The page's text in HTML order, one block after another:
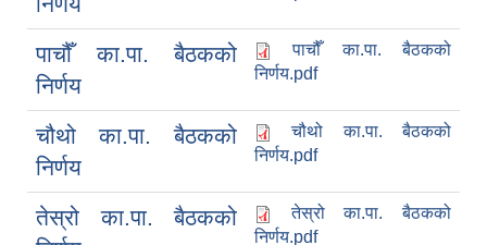
पाचौँ का.पा. बैठकको
निर्णय
पाचौँ का.पा. बैठकको
निर्णय.pdf
चौथो का.पा. बैठकको
निर्णय
चौथो का.पा. बैठकको
निर्णय.pdf
तेस्रो का.पा. बैठकको
तेस्रो का.पा. बैठकको
निर्णय.pdf